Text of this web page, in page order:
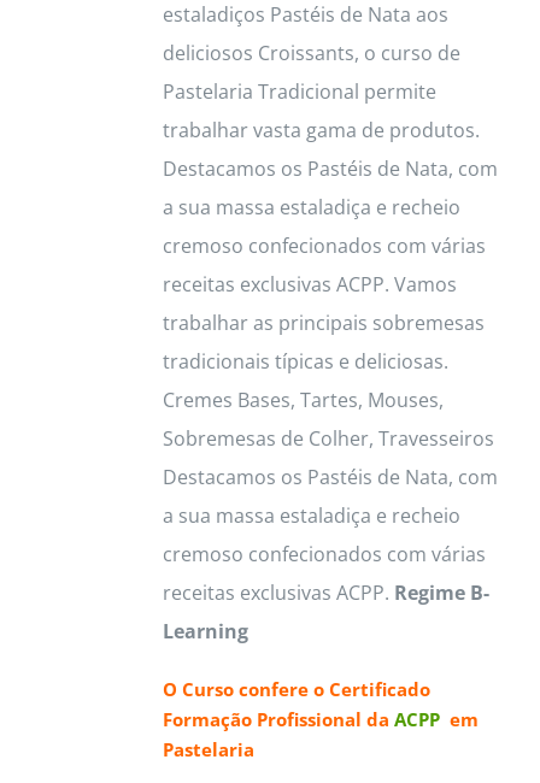
be
chosen
on
the
product
page
estaladiços Pastéis de Nata aos
deliciosos Croissants, o curso de
Pastelaria Tradicional permite
trabalhar vasta gama de produtos.
Destacamos os Pastéis de Nata, com
a sua massa estaladiça e recheio
cremoso confecionados com várias
receitas exclusivas ACPP. Vamos
trabalhar as principais sobremesas
tradicionais típicas e deliciosas.
Cremes Bases, Tartes, Mouses,
Sobremesas de Colher, Travesseiros
Destacamos os Pastéis de Nata, com
a sua massa estaladiça e recheio
cremoso confecionados com várias
receitas exclusivas ACPP. Regime B-
Learning
O Curso confere o Certificado
Formação Profissional da ACPPem
Pastelaria